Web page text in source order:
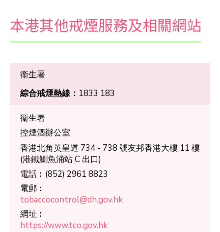
本港其他戒煙服務及相關網站
衞生署
綜合戒煙熱線： 1833 183
衞生署
控煙酒辦公室
香港北角英皇道 734 - 738 號友邦香港大樓 11 樓
(港鐵鰂魚涌站 C 出口)
電話︰ (852) 2961 8823
電郵︰
tobaccocontrol@dh.gov.hk
網址︰
https://www.tco.gov.hk